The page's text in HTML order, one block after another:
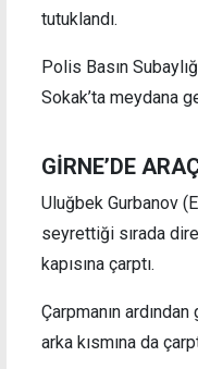
tutuklandı.
Polis Basın
Sokak’ta meydana
GİRNE’DE
Uluğbek Gurbanov
seyrettiği sırada
kapısına çarptı.
Çarpmanın
arka kısmına da
Pasaportun sahte
cezaevine gönderildi